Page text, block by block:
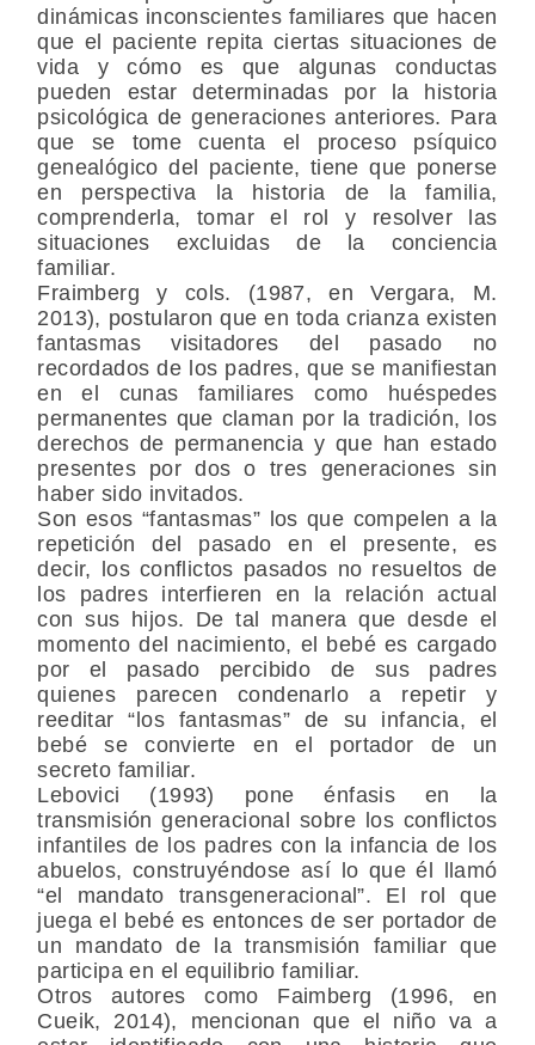
dinámicas inconscientes familiares que hacen
que el paciente repita ciertas situaciones de
vida y cómo es que algunas conductas
pueden estar determinadas por la historia
psicológica de generaciones anteriores. Para
que se tome cuenta el proceso psíquico
genealógico del paciente, tiene que ponerse
en perspectiva la historia de la familia,
comprenderla, tomar el rol y resolver las
situaciones excluidas de la conciencia
familiar.
Fraimberg y cols. (1987, en Vergara, M.
2013), postularon que en toda crianza existen
fantasmas visitadores del pasado no
recordados de los padres, que se manifiestan
en el cunas familiares como huéspedes
permanentes que claman por la tradición, los
derechos de permanencia y que han estado
presentes por dos o tres generaciones sin
haber sido invitados.
Son esos “fantasmas” los que compelen a la
repetición del pasado en el presente, es
decir, los conflictos pasados no resueltos de
los padres interfieren en la relación actual
con sus hijos. De tal manera que desde el
momento del nacimiento, el bebé es cargado
por el pasado percibido de sus padres
quienes parecen condenarlo a repetir y
reeditar “los fantasmas” de su infancia, el
bebé se convierte en el portador de un
secreto familiar.
Lebovici (1993) pone énfasis en la
transmisión generacional sobre los conflictos
infantiles de los padres con la infancia de los
abuelos, construyéndose así lo que él llamó
“el mandato transgeneracional”. El rol que
juega el bebé es entonces de ser portador de
un mandato de la transmisión familiar que
participa en el equilibrio familiar.
Otros autores como Faimberg (1996, en
Cueik, 2014), mencionan que el niño va a